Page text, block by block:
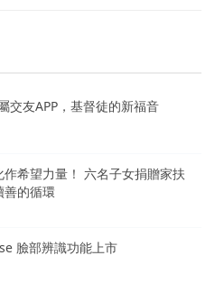
交友APP，基督徒的新福音
希望力量！ 六名子女捐贈家扶
善的循環
臉部辨識功能上市